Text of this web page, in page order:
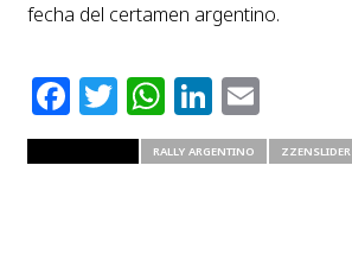
fecha del certamen argentino.
Facebook
Twitter
WhatsApp
LinkedIn
Email
RALLY ARGENTINO ZZENSLIDER